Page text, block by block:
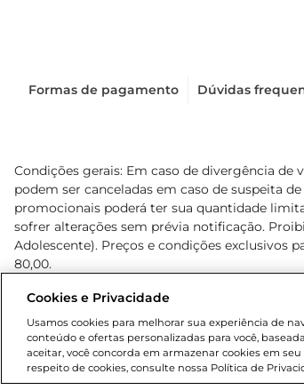
Formas de pagamento Dúvidas
Condições gerais: Em caso de divergência
podem ser canceladas em caso de suspeita
promocionais poderá ter sua quantidade
sofrer alterações sem prévia notificação.
Adolescente). Preços e condições exclusivos
80,00.
Cookies e Privacidade
Usamos cookies para melhorar sua experiência de
conteúdo e ofertas personalizadas para você,
aceitar, você concorda em armazenar cookies em
respeito de cookies, consulte nossa Política de